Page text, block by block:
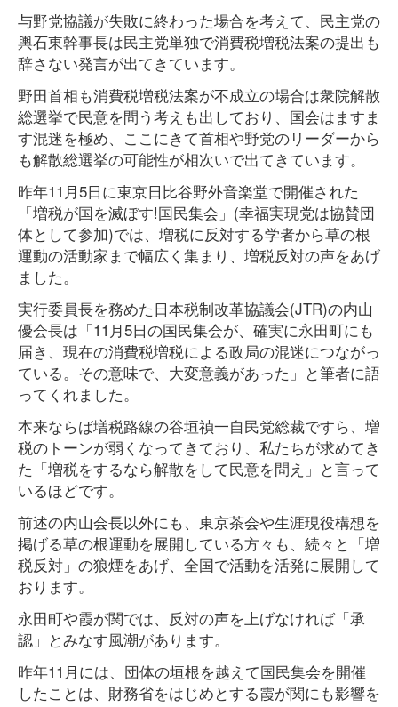
与野党協議が失敗に終わった場合を考えて、民主党の
輿石東幹事長は民主党単独で消費税増税法案の提出も
辞さない発言が出てきています。
野田首相も消費税増税法案が不成立の場合は衆院解散
総選挙で民意を問う考えも出しており、国会はますま
す混迷を極め、ここにきて首相や野党のリーダーから
も解散総選挙の可能性が相次いで出てきています。
昨年11月5日に東京日比谷野外音楽堂で開催された
「増税が国を滅ぼす!国民集会」(幸福実現党は協賛団
体として参加)では、増税に反対する学者から草の根
運動の活動家まで幅広く集まり、増税反対の声をあげ
ました。
実行委員長を務めた日本税制改革協議会(JTR)の内山
優会長は「11月5日の国民集会が、確実に永田町にも
届き、現在の消費税増税による政局の混迷につながっ
ている。その意味で、大変意義があった」と筆者に語
ってくれました。
本来ならば増税路線の谷垣禎一自民党総裁ですら、増
税のトーンが弱くなってきており、私たちが求めてき
た「増税をするなら解散をして民意を問え」と言って
いるほどです。
前述の内山会長以外にも、東京茶会や生涯現役構想を
掲げる草の根運動を展開している方々も、続々と「増
税反対」の狼煙をあげ、全国で活動を活発に展開して
おります。
永田町や霞が関では、反対の声を上げなければ「承
認」とみなす風潮があります。
昨年11月には、団体の垣根を越えて国民集会を開催
したことは、財務省をはじめとする霞が関にも影響を